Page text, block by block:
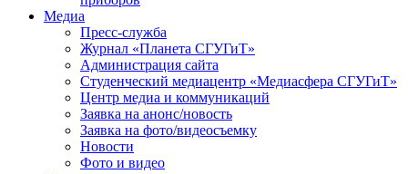
Медиа
Пресс-служба
Журнал «Планета СГУГиТ»
Администрация сайта
Студенческий медиацентр «Медиасфера СГУГиТ»
Центр медиа и коммуникаций
Заявка на анонс/новость
Заявка на фото/видеосъемку
Новости
Фото и видео